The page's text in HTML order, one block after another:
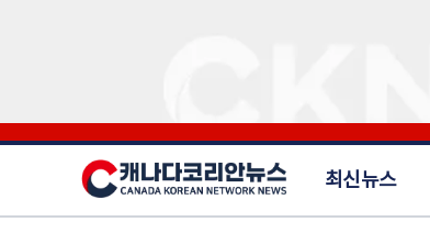
최신뉴스